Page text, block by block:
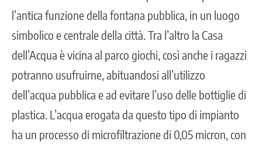
l’antica funzione della fontana pubblica, in un luogo
simbolico e centrale della città. Tra l’altro la Casa
dell’Acqua è vicina al parco giochi, così anche i ragazzi
potranno usufruirne, abituandosi all’utilizzo
dell’acqua pubblica e ad evitare l’uso delle bottiglie di
plastica. L’acqua erogata da questo tipo di impianto
ha un processo di microfiltrazione di 0,05 micron, con